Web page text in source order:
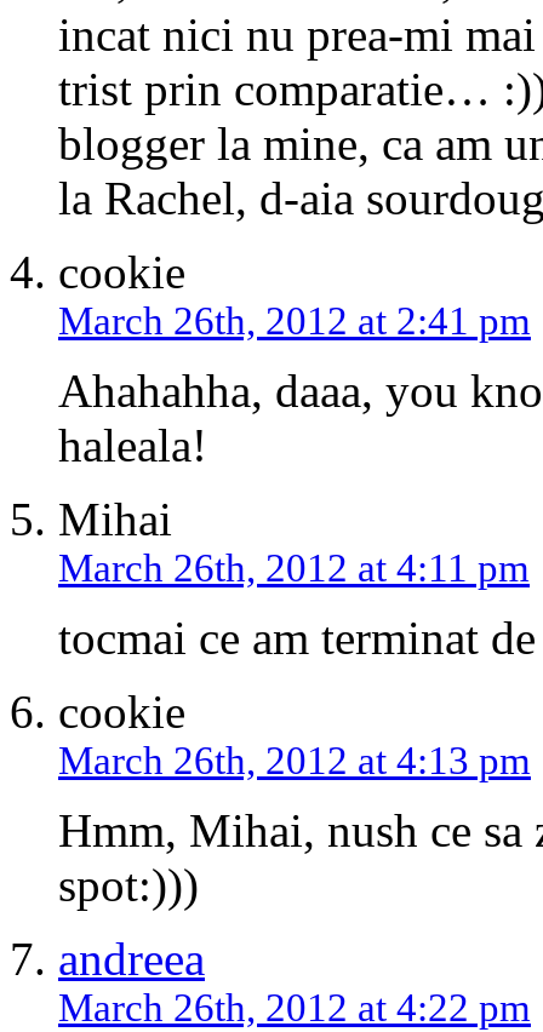
incat nici nu prea-mi mai
trist prin comparatie…
blogger la mine, ca am
la Rachel, d-aia
cookie
March 26th, 2012 at 2:41 pm
Ahahahha, daaa, you
haleala!
Mihai
March 26th, 2012 at 4:11 pm
tocmai ce am terminat
cookie
March 26th, 2012 at 4:13 pm
Hmm, Mihai, nush ce sa
spot:)))
andreea
March 26th, 2012 at 4:22 pm